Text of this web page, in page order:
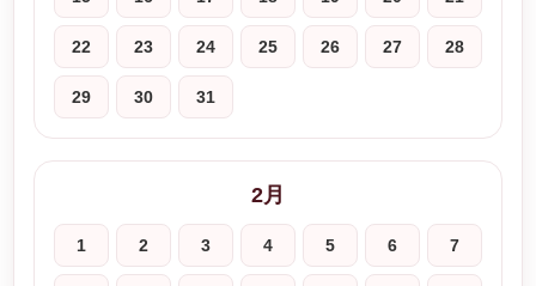
22 23 24 25 26 27 28
29 30 31
2月
1 2 3 4 5 6 7